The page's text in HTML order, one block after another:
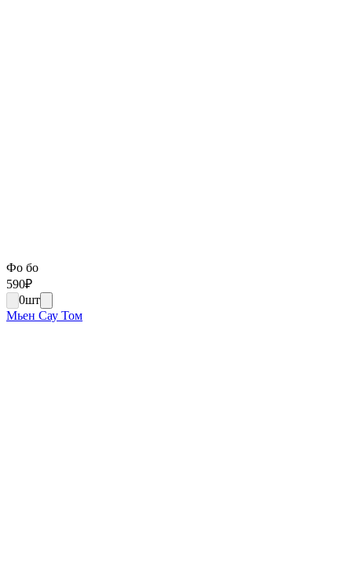
Фо бо
590₽
0шт
Мьен Сау Том